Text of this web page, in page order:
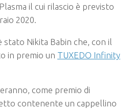
il cui rilascio è previsto
2020.
Nikita Babin che, con il
in premio un TUXEDO Infinity
come premio di
contenente un cappellino